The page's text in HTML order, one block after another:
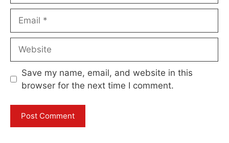
Save my name, email, and website in this
browser for the next time I comment.